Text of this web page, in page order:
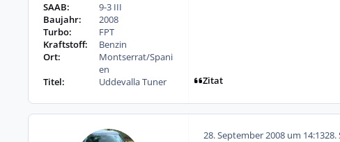
SAAB:
9-3 III
Baujahr:
2008
Turbo:
FPT
Kraftstoff:
Benzin
Ort:
Montserrat/Spani
en
Titel:
Uddevalla Tuner Zitat
28. September 2008 um 14:1328.